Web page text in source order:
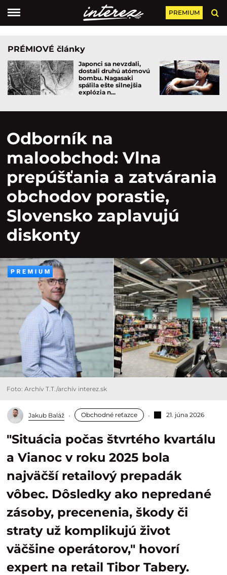
PREMIUM
PRÉMIOVÉ články
Japonci sa nevzdali,
dostali druhú atómovú
bombu. Nagasaki
spálila ešte silnejšia
explózia n...
Odborník na
maloobchod: Vlna
prepúšťania a zatvárania
obchodov porastie,
Slovensko zaplavujú
diskonty
Foto: Archív T.T./archív interez.sk
Jakub Baláž Obchodné reťazce 21. júna 2026
"Situácia počas štvrtého kvartálu
a Vianoc v roku 2025 bola
najväčší retailový prepadák
vôbec. Dôsledky ako nepredané
zásoby, precenenia, škody či
straty už komplikujú život
väčšine operátorov," hovorí
expert na retail Tibor Tabery.